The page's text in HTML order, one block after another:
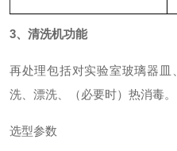
3、清洗机功能
再处理包括对实验室玻璃器
洗、漂洗、（必要时）热消毒。
选型参数